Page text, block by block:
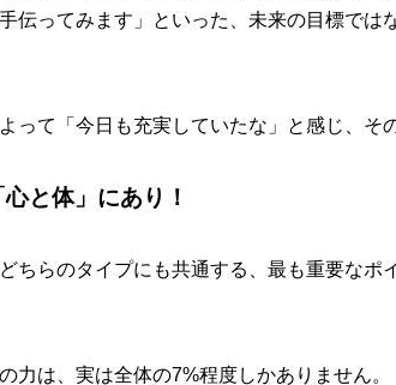
伝ってみます」といった、未来の目標では
って「今日も充実していたな」と感じ、そ
と体」にあり！
ちらのタイプにも共通する、最も重要なポ
力は、実は全体の7%程度しかありません。